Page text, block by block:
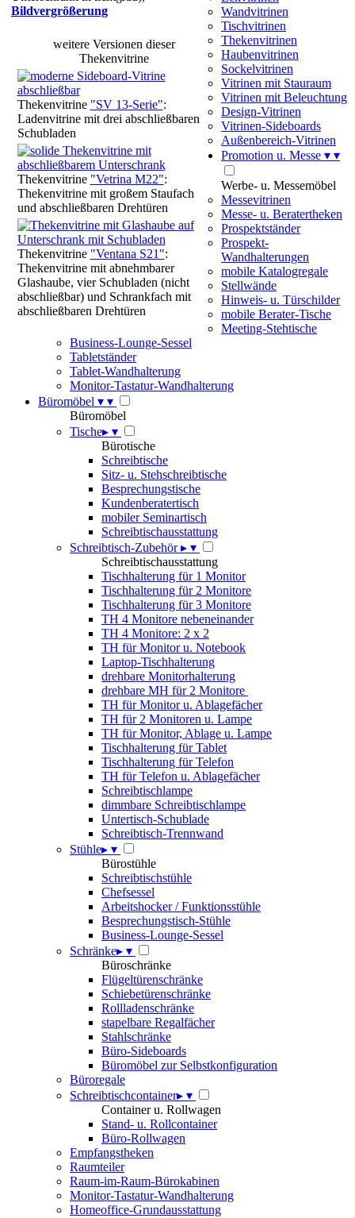
Bildvergrößerung
weitere Versionen dieser
Thekenvitrine
Thekenvitrine "SV 13-Serie":
Ladenvitrine mit drei abschließbaren
Schubladen
Thekenvitrine "Vetrina M22":
Thekenvitrine mit großem Staufach
und abschließbaren Drehtüren
Thekenvitrine "Ventana S21":
Thekenvitrine mit abnehmbarer
Glashaube, vier Schubladen (nicht
abschließbar) und Schrankfach mit
abschließbaren Drehtüren
Wandvitrinen
Tischvitrinen
Thekenvitrinen
Haubenvitrinen
Sockelvitrinen
Vitrinen mit Stauraum
Vitrinen mit Beleuchtung
Design-Vitrinen
Vitrinen-Sideboards
Außenbereich-Vitrinen
Promotion u. Messe ▾ ▾
Werbe- u. Messemöbel
Messevitrinen
Messe- u. Beratertheken
Prospektständer
Prospekt-
Wandhalterungen
mobile Katalogregale
Stellwände
Hinweis- u. Türschilder
mobile Berater-Tische
Meeting-Stehtische
Business-Lounge-Sessel
Tabletständer
Tablet-Wandhalterung
Monitor-Tastatur-Wandhalterung
Büromöbel ▾ ▾
Büromöbel
Tische▸ ▾
Bürotische
Schreibtische
Sitz- u. Stehschreibtische
Besprechungstische
Kundenberatertisch
mobiler Seminartisch
Schreibtischausstattung
Schreibtisch-Zubehör▸ ▾
Schreibtischausstattung
Tischhalterung für 1 Monitor
Tischhalterung für 2 Monitore
Tischhalterung für 3 Monitore
TH 4 Monitore nebeneinander
TH 4 Monitore: 2 x 2
TH für Monitor u. Notebook
Laptop-Tischhalterung
drehbare Monitorhalterung
drehbare MH für 2 Monitore
TH für Monitor u. Ablagefächer
TH für 2 Monitoren u. Lampe
TH für Monitor, Ablage u. Lampe
Tischhalterung für Tablet
Tischhalterung für Telefon
TH für Telefon u. Ablagefächer
Schreibtischlampe
dimmbare Schreibtischlampe
Untertisch-Schublade
Schreibtisch-Trennwand
Stühle▸ ▾
Bürostühle
Schreibtischstühle
Chefsessel
Arbeitshocker / Funktionsstühle
Besprechungstisch-Stühle
Business-Lounge-Sessel
Schränke▸ ▾
Büroschränke
Flügeltürenschränke
Schiebetürenschränke
Rollladenschränke
stapelbare Regalfächer
Stahlschränke
Büro-Sideboards
Büromöbel zur Selbstkonfiguration
Büroregale
Schreibtischcontainer▸ ▾
Container u. Rollwagen
Stand- u. Rollcontainer
Büro-Rollwagen
Empfangstheken
Raumteiler
Raum-im-Raum-Bürokabinen
Monitor-Tastatur-Wandhalterung
Homeoffice-Grundausstattung